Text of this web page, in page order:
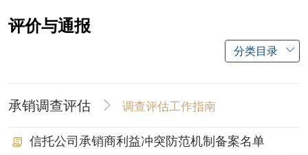
评价与通报
分类目录
承销调查评估 调查评估工作指南
信托公司承销商利益冲突防范机制备案名单